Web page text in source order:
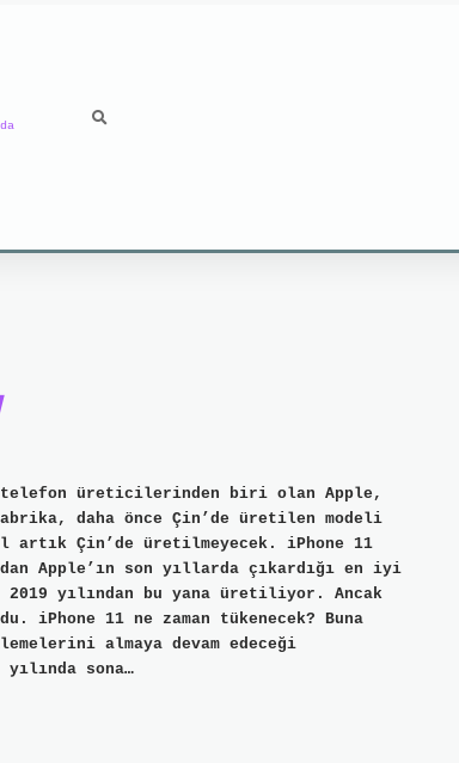
telefon üreticilerinden biri olan Apple,
daha önce Çin’de üretilen modeli
artık Çin’de üretilmeyecek. iPhone 11
Apple’ın son yıllarda çıkardığı en iyi
yılından bu yana üretiliyor. Ancak
11 ne zaman tükenecek? Buna
almaya devam edeceği
sona…